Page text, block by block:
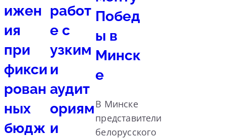
ижен
ия
при
фикси
рован
ных
бюдж
работ
е с
узким
и
аудит
ориям
и
Побед
ы в
Минск
е
В Минске
представители
белорусского